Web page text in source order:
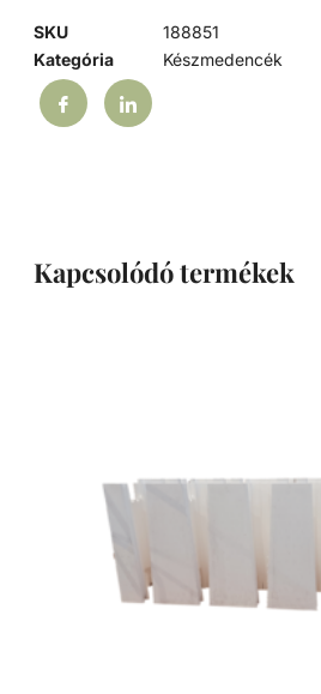
SKU
188851
Kategória
Készmedencék
Kapcsolódó termékek